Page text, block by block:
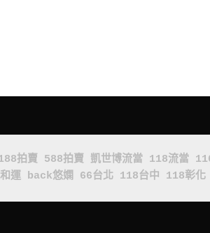
拍賣 588拍賣 凱世博流當 118流當
運 back悠嫻 66台北 118台中 118彰化